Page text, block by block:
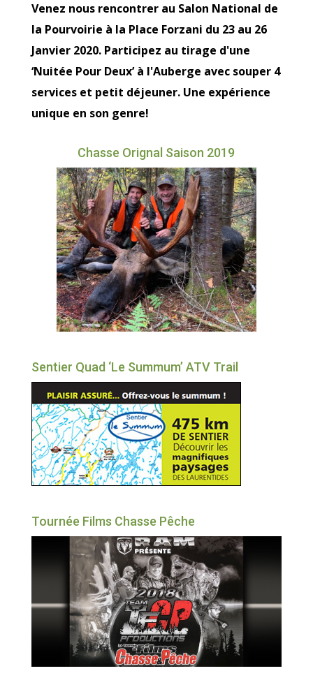
Venez nous rencontrer au Salon National de
la Pourvoirie à la Place Forzani du 23 au 26
Janvier 2020. Participez au tirage d'une
‘Nuitée Pour Deux’ à l'Auberge avec souper 4
services et petit déjeuner. Une expérience
unique en son genre!
Chasse Orignal Saison 2019
Sentier Quad ‘Le Summum’ ATV Trail
Tournée Films Chasse Pêche